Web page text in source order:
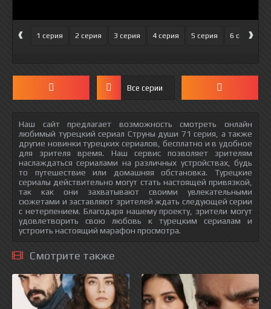
‹ 1 серия 2 серия 3 серия 4 серия 5 серия 6 серия
›
Все серии
Наш сайт предлагает возможность смотреть онлайн
любимый турецкий сериал Струны души 71 серия, а также
другие новинки турецких сериалов, бесплатно и в удобное
для зрителя время. Наш сервис позволяет зрителям
наслаждаться сериалами на различных устройствах, будь
то путешествие или домашняя обстановка. Турецкие
сериалы действительно могут стать настоящей привязкой,
так как они захватывают своими увлекательными
сюжетами и заставляют зрителей ждать следующей серии
с нетерпением. Благодаря нашему проекту, зрители могут
удовлетворить свою любовь к турецким сериалам и
устроить настоящий марафон просмотра.
Смотрите также